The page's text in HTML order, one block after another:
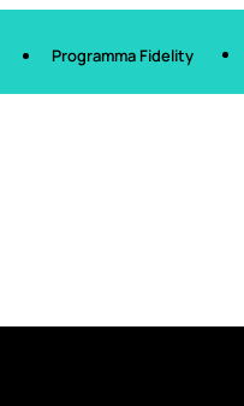
Programma Fidelity